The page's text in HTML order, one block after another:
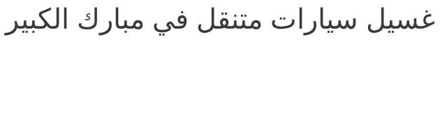
غسيل سيارات متنقل في مبارك الكبير